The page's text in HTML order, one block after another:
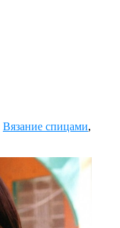
Вязание спицами,